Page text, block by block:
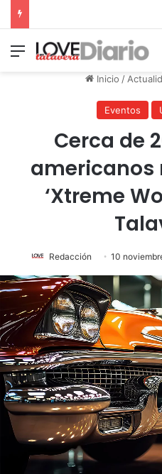
Menú
Inicio /
Eventos
Cerca de
americanos
‘Xtreme
Redacción 10